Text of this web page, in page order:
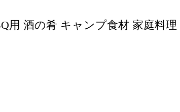
用 酒の肴 キャンプ食材 家庭料理